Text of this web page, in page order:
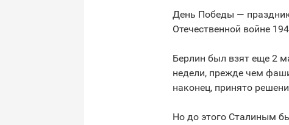
День Победы —
Отечественной войне
Берлин был взят еще 2
недели, прежде чем
наконец, принято
Но до этого Сталиным